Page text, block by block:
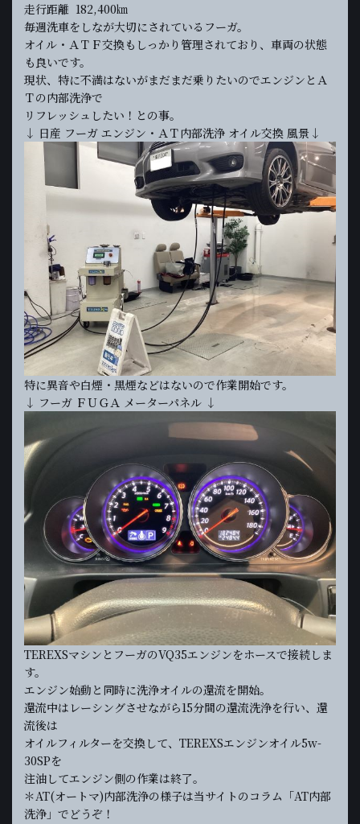
走行距離 182,400㎞
毎週洗車をしなが大切にされているフーガ。
オイル・ＡＴＦ交換もしっかり管理されており、車両の状態
も良いです。
現状、特に不満はないがまだまだ乗りたいのでエンジンとＡ
Ｔの内部洗浄で
リフレッシュしたい！との事。
↓ 日産 フーガ エンジン・ＡＴ内部洗浄 オイル交換 風景↓
特に異音や白煙・黒煙などはないので作業開始です。
↓ フーガ ＦＵＧＡ メーターパネル ↓
TEREXSマシンとフーガのVQ35エンジンをホースで接続しま
す。
エンジン始動と同時に洗浄オイルの還流を開始。
還流中はレーシングさせながら15分間の還流洗浄を行い、還
流後は
オイルフィルターを交換して、TEREXSエンジンオイル5w-
30SPを
注油してエンジン側の作業は終了。
＊AT(オートマ)内部洗浄の様子は当サイトのコラム「AT内部
洗浄」でどうぞ！